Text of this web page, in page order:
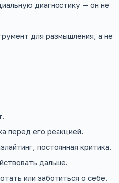
диагностику — он не
для размышления, а не
перед его реакцией.
постоянная критика.
дальше.
или заботиться о себе.